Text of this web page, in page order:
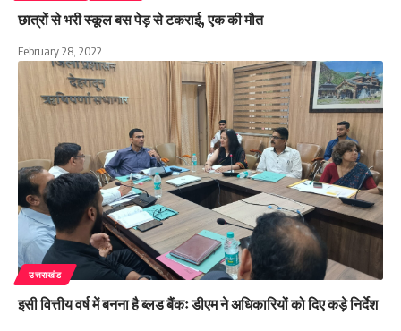
छात्रों से भरी स्कूल बस पेड़ से टकराई, एक की मौत
February 28, 2022
उत्तराखंड
इसी वित्तीय वर्ष में बनना है ब्लड बैंकः डीएम ने अधिकारियों को दिए कड़े निर्देश